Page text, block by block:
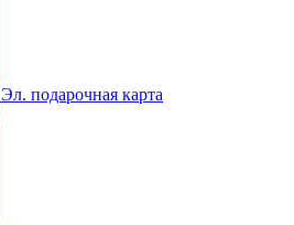
Эл. подарочная карта